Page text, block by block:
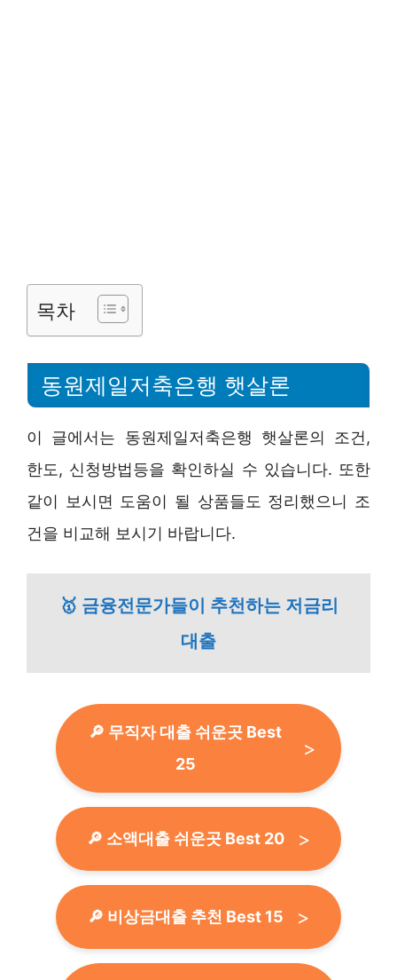
목차
동원제일저축은행 햇살론
이 글에서는 동원제일저축은행 햇살론의 조건,
한도, 신청방법등을 확인하실 수 있습니다. 또한
같이 보시면 도움이 될 상품들도 정리했으니 조
건을 비교해 보시기 바랍니다.
🥇 금융전문가들이 추천하는 저금리
대출
🔎 무직자 대출 쉬운곳 Best
25
🔎 소액대출 쉬운곳 Best 20
🔎 비상금대출 추천 Best 15